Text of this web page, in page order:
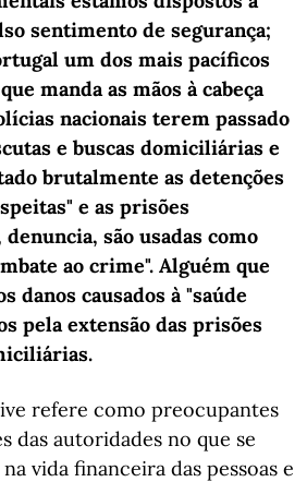
sentimento de segurança;
um dos mais pacíficos
manda as mãos à cabeça
nacionais terem passado
e buscas domiciliárias e
brutalmente as detenções
e as prisões
são usadas como
ao crime". Alguém que
danos causados à "saúde
pela extensão das prisões
refere como preocupantes
das autoridades no que se
vida financeira das pessoas e